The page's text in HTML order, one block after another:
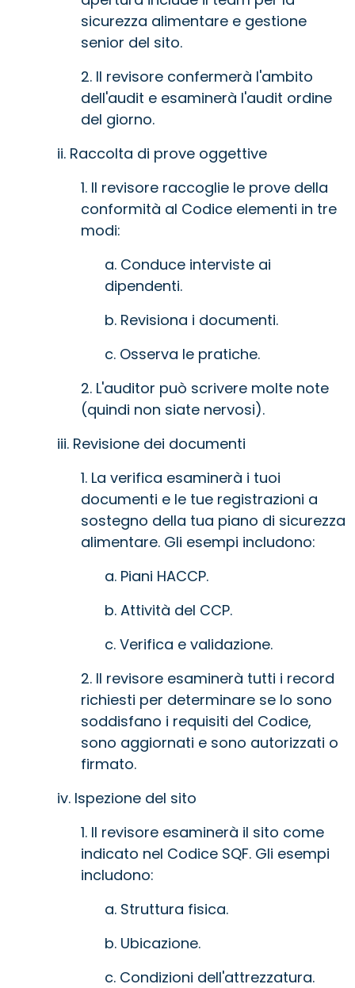
sicurezza alimentare e gestione
senior del sito.
2. Il revisore confermerà l'ambito
dell'audit e esaminerà l'audit ordine
del giorno.
ii. Raccolta di prove oggettive
1. Il revisore raccoglie le prove della
conformità al Codice elementi in tre
modi:
a. Conduce interviste ai
dipendenti.
b. Revisiona i documenti.
c. Osserva le pratiche.
2. L'auditor può scrivere molte note
(quindi non siate nervosi).
iii. Revisione dei documenti
1. La verifica esaminerà i tuoi
documenti e le tue registrazioni a
sostegno della tua piano di sicurezza
alimentare. Gli esempi includono:
a. Piani HACCP.
b. Attività del CCP.
c. Verifica e validazione.
2. Il revisore esaminerà tutti i record
richiesti per determinare se lo sono
soddisfano i requisiti del Codice,
sono aggiornati e sono autorizzati o
firmato.
iv. Ispezione del sito
1. Il revisore esaminerà il sito come
indicato nel Codice SQF. Gli esempi
includono:
a. Struttura fisica.
b. Ubicazione.
c. Condizioni dell'attrezzatura.